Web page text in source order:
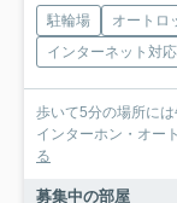
駐輪場 オートロ
インターネット対応
歩いて5分の場所に
インターホン・オー
る
募集中の部屋